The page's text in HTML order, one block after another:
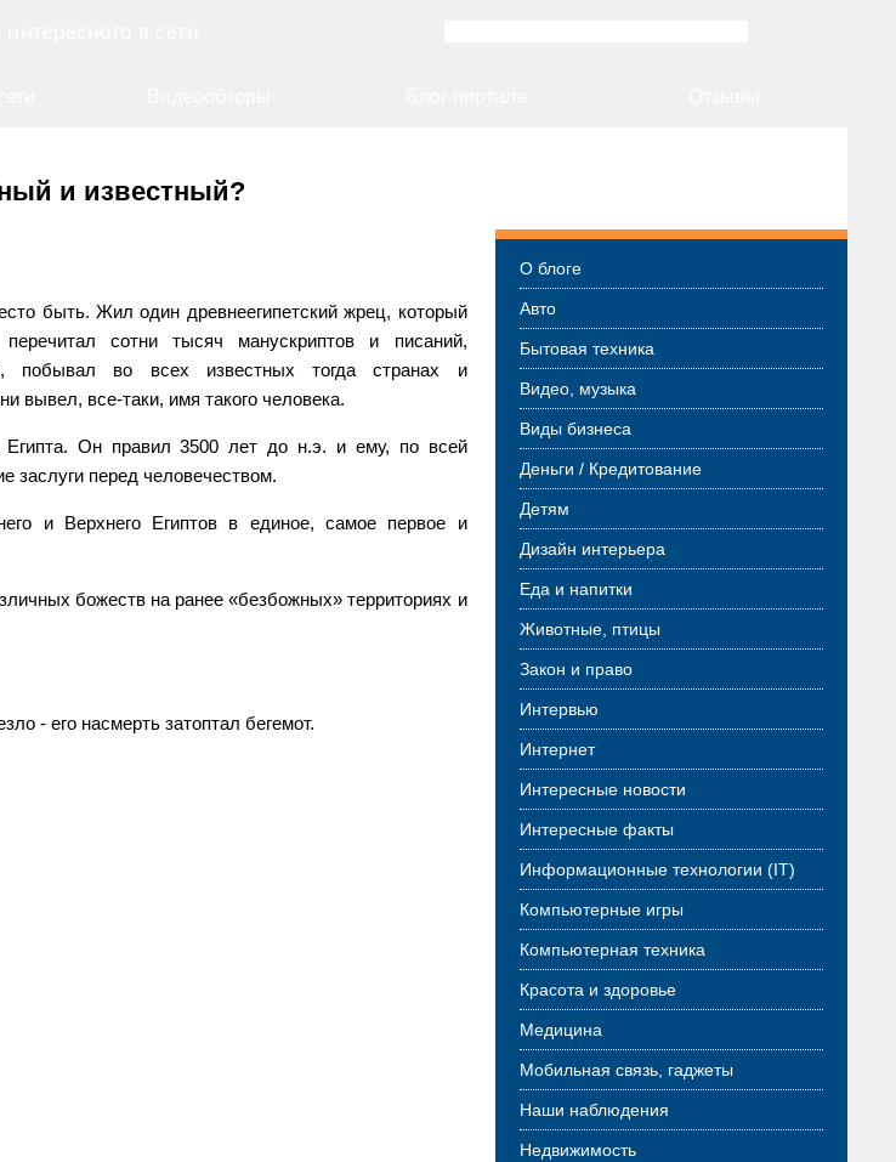
и известный?
быть. Жил один древнеегипетский жрец, который
сотни тысяч манускриптов и писаний,
побывал во всех известных тогда странах и
вывел, все-таки, имя такого человека.
Он правил 3500 лет до н.э. и ему, по всей
заслуги перед человечеством.
и Верхнего Египтов в единое, самое первое и
божеств на ранее «безбожных» территориях и
- его насмерть затоптал бегемот.
О блоге
Авто
Бытовая техника
Видео, музыка
Виды бизнеса
Деньги / Кредитование
Детям
Дизайн интерьера
Еда и напитки
Животные, птицы
Закон и право
Интервью
Интернет
Интересные новости
Интересные факты
Информационные технологии (IT)
Компьютерные игры
Компьютерная техника
Красота и здоровье
Медицина
Мобильная связь, гаджеты
Наши наблюдения
Недвижимость